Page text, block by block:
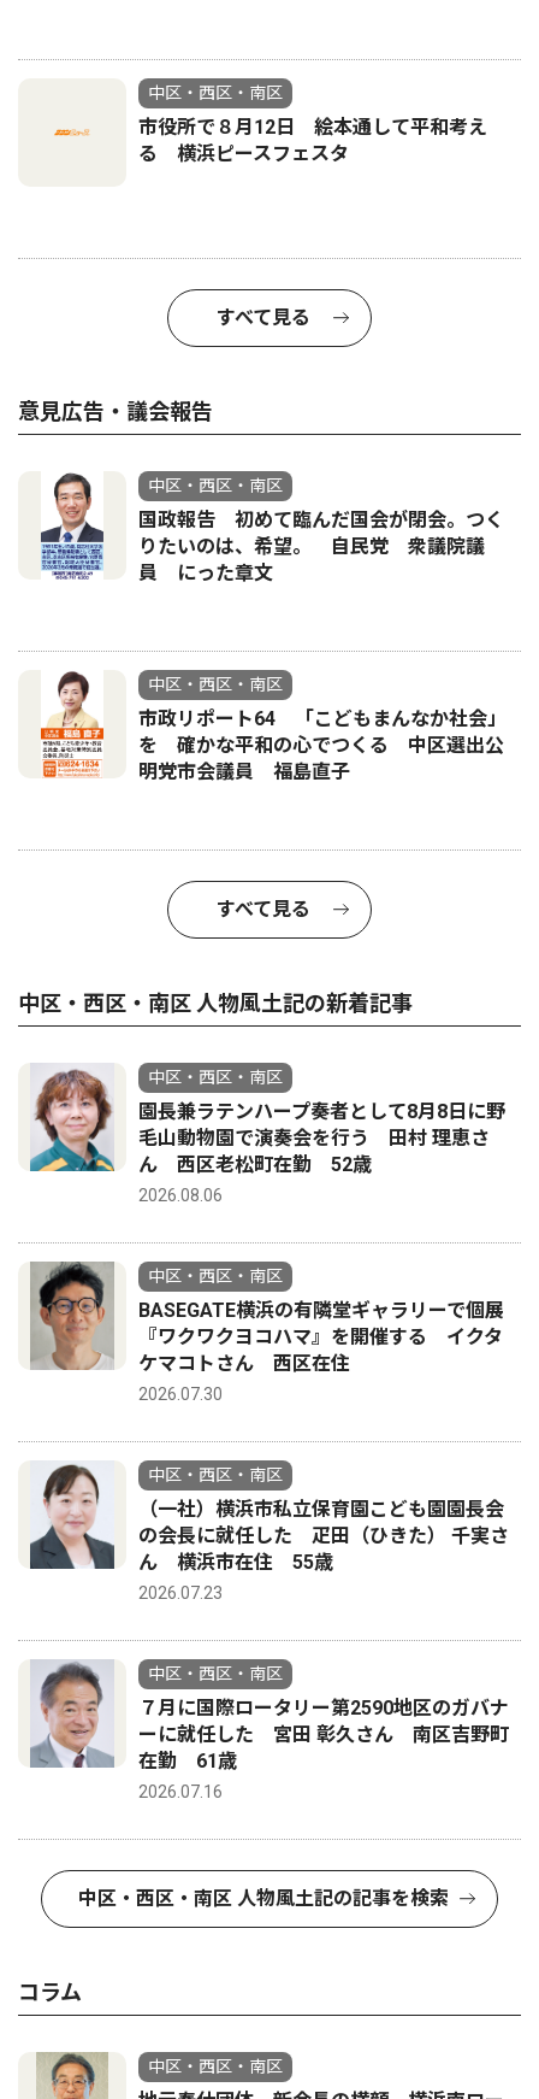
中区・西区・南区
市役所で８月12日 絵本通して平和考え
る 横浜ピースフェスタ
すべて見る
意見広告・議会報告
中区・西区・南区
国政報告 初めて臨んだ国会が閉会。つく
りたいのは、希望。 自民党 衆議院議
員 にった章文
中区・西区・南区
市政リポート64 「こどもまんなか社会」
を 確かな平和の心でつくる 中区選出公
明党市会議員 福島直子
すべて見る
中区・西区・南区 人物風土記の新着記事
中区・西区・南区
園長兼ラテンハープ奏者として8月8日に野
毛山動物園で演奏会を行う 田村 理恵さ
ん 西区老松町在勤 52歳
2026.08.06
中区・西区・南区
BASEGATE横浜の有隣堂ギャラリーで個展
『ワクワクヨコハマ』を開催する イクタ
ケマコトさん 西区在住
2026.07.30
中区・西区・南区
（一社）横浜市私立保育園こども園園長会
の会長に就任した 疋田（ひきた） 千実さ
ん 横浜市在住 55歳
2026.07.23
中区・西区・南区
７月に国際ロータリー第2590地区のガバナ
ーに就任した 宮田 彰久さん 南区吉野町
在勤 61歳
2026.07.16
中区・西区・南区 人物風土記の記事を検索
コラム
中区・西区・南区